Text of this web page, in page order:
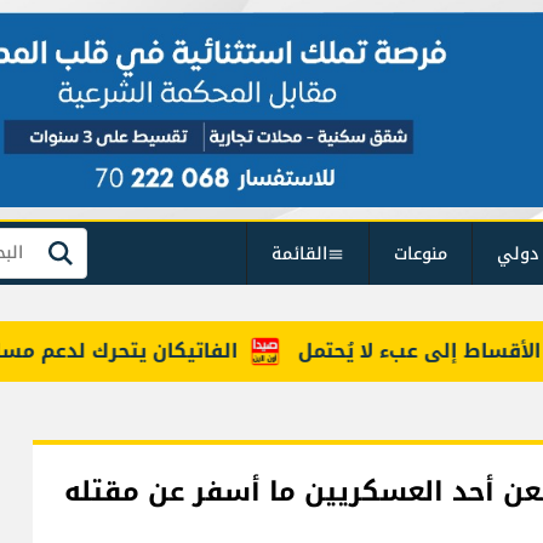
منوعات القائمة بحث
الفاتيكان يتحرك لدعم مسار إلى عبء لا يُحتمل
أحد العسكريين ما أسفر عن مقتله